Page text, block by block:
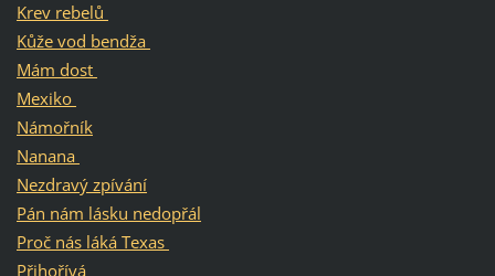
Krev rebelů
Kůže vod bendža
Mám dost
Mexiko
Námořník
Nanana
Nezdravý zpívání
Pán nám lásku nedopřál
Proč nás láká Texas
Přihořívá